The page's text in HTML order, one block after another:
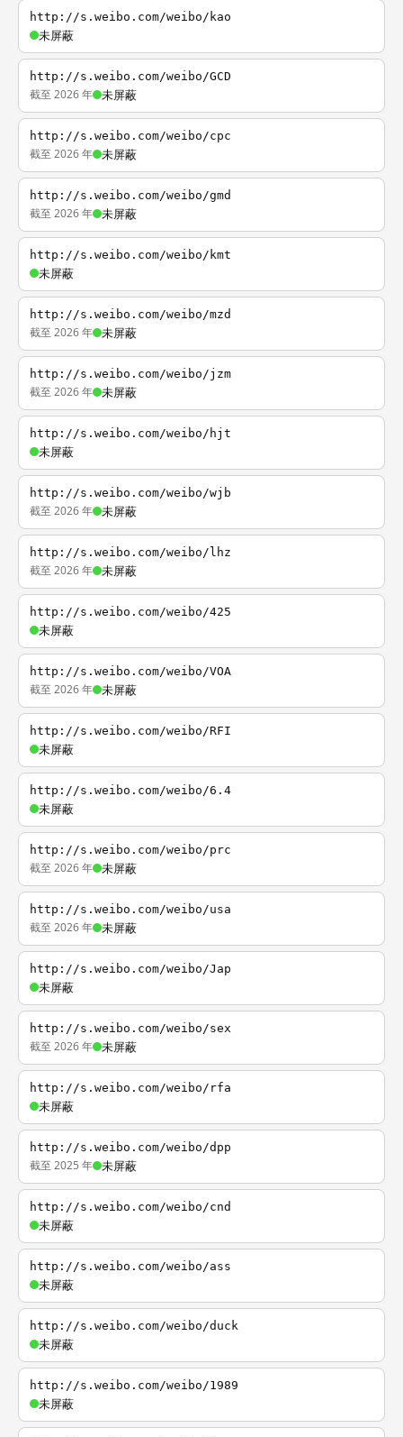
http://s.weibo.com/weibo/kao
未屏蔽
http://s.weibo.com/weibo/GCD
截至 2026 年 未屏蔽
http://s.weibo.com/weibo/cpc
截至 2026 年 未屏蔽
http://s.weibo.com/weibo/gmd
截至 2026 年 未屏蔽
http://s.weibo.com/weibo/kmt
未屏蔽
http://s.weibo.com/weibo/mzd
截至 2026 年 未屏蔽
http://s.weibo.com/weibo/jzm
截至 2026 年 未屏蔽
http://s.weibo.com/weibo/hjt
未屏蔽
http://s.weibo.com/weibo/wjb
截至 2026 年 未屏蔽
http://s.weibo.com/weibo/lhz
截至 2026 年 未屏蔽
http://s.weibo.com/weibo/425
未屏蔽
http://s.weibo.com/weibo/VOA
截至 2026 年 未屏蔽
http://s.weibo.com/weibo/RFI
未屏蔽
http://s.weibo.com/weibo/6.4
未屏蔽
http://s.weibo.com/weibo/prc
截至 2026 年 未屏蔽
http://s.weibo.com/weibo/usa
截至 2026 年 未屏蔽
http://s.weibo.com/weibo/Jap
未屏蔽
http://s.weibo.com/weibo/sex
截至 2026 年 未屏蔽
http://s.weibo.com/weibo/rfa
未屏蔽
http://s.weibo.com/weibo/dpp
截至 2025 年 未屏蔽
http://s.weibo.com/weibo/cnd
未屏蔽
http://s.weibo.com/weibo/ass
未屏蔽
http://s.weibo.com/weibo/duck
未屏蔽
http://s.weibo.com/weibo/1989
未屏蔽